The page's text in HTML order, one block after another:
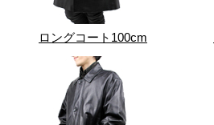
ロングコート100cm